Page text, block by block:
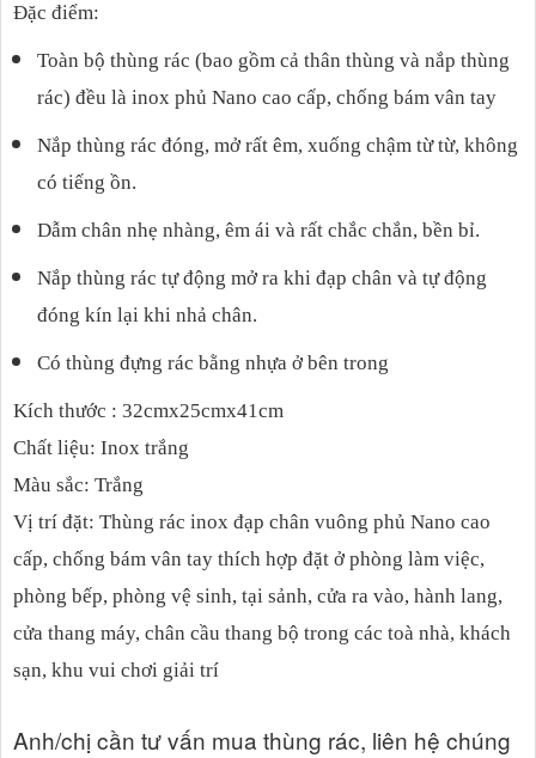
Đặc điểm:
Toàn bộ thùng rác (bao gồm cả thân thùng và nắp thùng
rác) đều là inox phủ Nano cao cấp, chống bám vân tay
Nắp thùng rác đóng, mở rất êm, xuống chậm từ từ, không
có tiếng ồn.
Dẫm chân nhẹ nhàng, êm ái và rất chắc chắn, bền bỉ.
Nắp thùng rác tự động mở ra khi đạp chân và tự động
đóng kín lại khi nhả chân.
Có thùng đựng rác bằng nhựa ở bên trong
Kích thước : 32cmx25cmx41cm
Chất liệu: Inox trắng
Màu sắc: Trắng
Vị trí đặt: Thùng rác inox đạp chân vuông phủ Nano cao
cấp, chống bám vân tay thích hợp đặt ở phòng làm việc,
phòng bếp, phòng vệ sinh, tại sảnh, cửa ra vào, hành lang,
cửa thang máy, chân cầu thang bộ trong các toà nhà, khách
sạn, khu vui chơi giải trí
Anh/chị cần tư vấn mua thùng rác, liên hệ chúng